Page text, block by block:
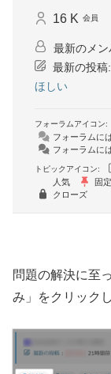
16 K 会員
最新のメン
最新の投稿:
ほしい
フォーラムアイコン:
フォーラムに
フォーラムに
トピックアイコン:
人気
固定
クローズ
問題の解決に至
み」をクリック